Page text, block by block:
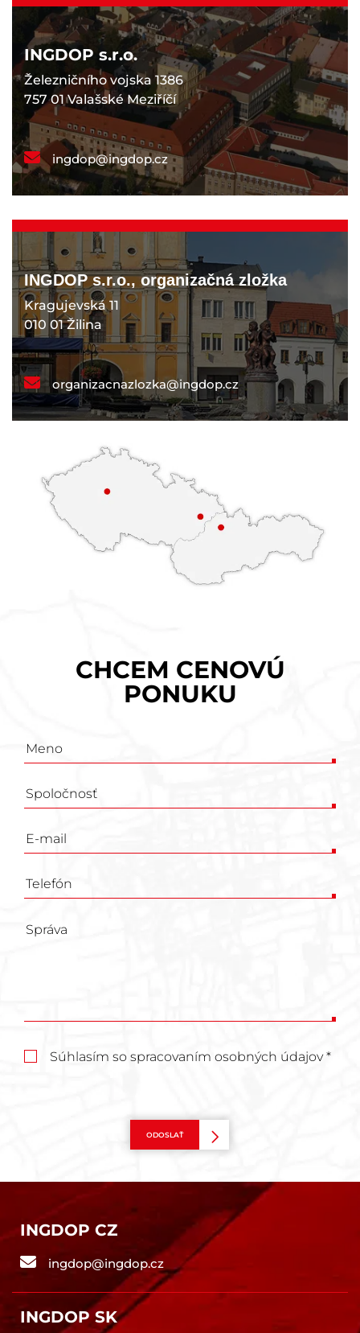
INGDOP s.r.o.
Železničního vojska 1386
757 01 Valašské Meziříčí
ingdop@ingdop.cz
INGDOP s.r.o., organizačná zložka
Kragujevská 11
010 01 Žilina
organizacnazlozka@ingdop.cz
CHCEM CENOVÚ
PONUKU
Poptávkový
Súhlasím so spracovaním osobných údajov *
ODOSLAŤ
INGDOP CZ
ingdop@ingdop.cz
INGDOP SK